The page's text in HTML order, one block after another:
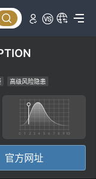
高级风险隐患
官方网址